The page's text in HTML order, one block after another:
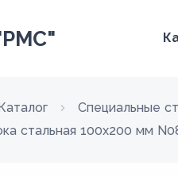
Специальные
стальная 100х200 мм